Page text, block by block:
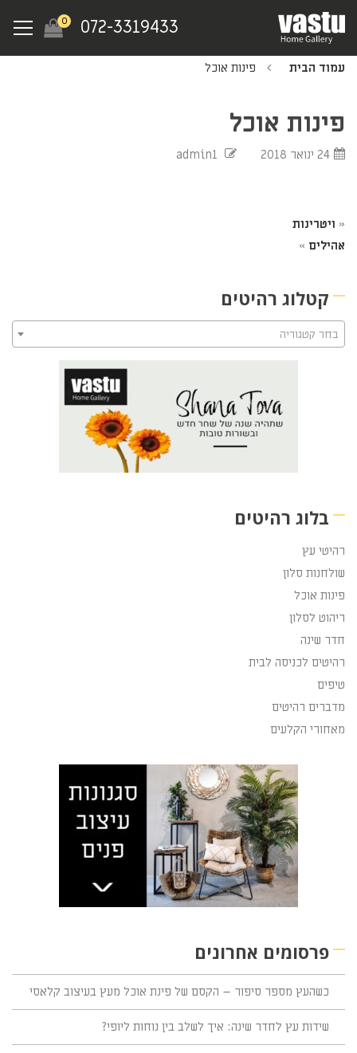
main
content
072-3319433
0
Menu
עמוד הבית פינות אוכל
פינות אוכל
24 ינואר 2018 admin1
« ויטרינות
אהילים »
קטלוג רהיטים
בחר קטגוריה
בלוג רהיטים
רהיטי עץ
שולחנות סלון
פינות אוכל
ריהוט לסלון
חדר שינה
רהיטים לכניסה לבית
טיפים
מדברים רהיטים
מאחורי הקלעים
פרסומים אחרונים
כשהעץ מספר סיפור – הקסם של פינת אוכל מעץ בעיצוב קלאסי
שידות עץ לחדר שינה: איך לשלב בין נוחות ליופי?